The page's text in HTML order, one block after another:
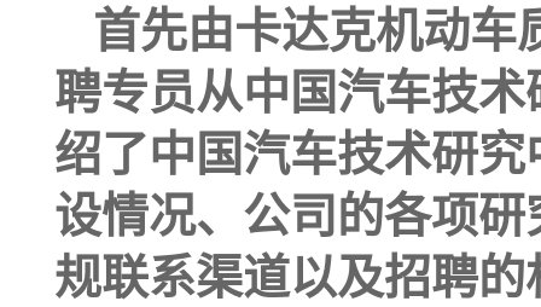
首先由卡达克机动车
聘专员从中国汽车技
绍了中国汽车技术研
设情况、 公司的各项研
规联系渠道以及招聘的